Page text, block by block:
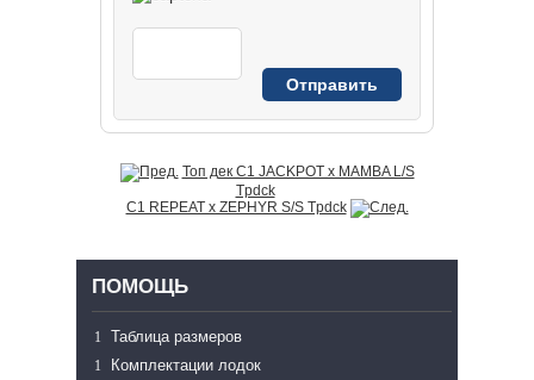
Топ дек C1 JACKPOT x MAMBA L/S
Tpdck
C1 REPEAT x ZEPHYR S/S Tpdck
ПОМОЩЬ
Таблица размеров
Комплектации лодок